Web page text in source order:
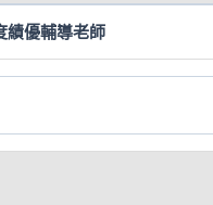
績優輔導老師